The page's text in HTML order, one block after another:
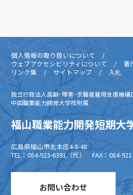
個人情報の取り扱いについて
ウェブアクセシビリティについて
著
リンク集
サイトマップ 入札
独立行政法人高齢･障害･求職者雇用支援機構
中国職業能力開発大学校附属
福山職業能力開発短期大
広島県福山市北本庄4-8-48
TEL：084-923-6391（代） FAX：084-
お問い合わせ